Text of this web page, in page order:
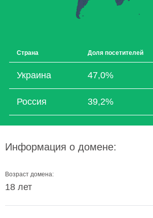
Страна Доля посетителей
Украина 47,0%
Россия 39,2%
Информация о домене:
Возраст домена:
18 лет